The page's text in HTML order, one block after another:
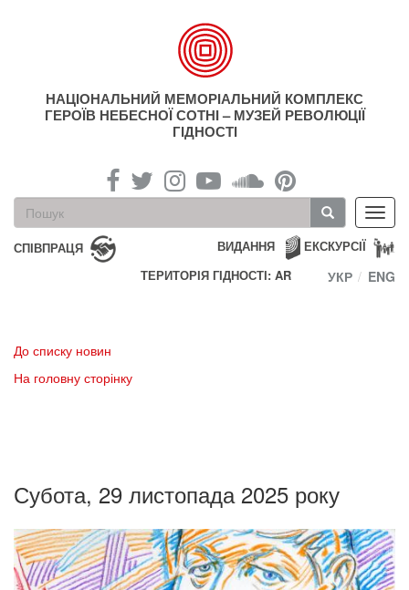
НАЦІОНАЛЬНИЙ МЕМОРІАЛЬНИЙ КОМПЛЕКС
ГЕРОЇВ НЕБЕСНОЇ СОТНІ – МУЗЕЙ РЕВОЛЮЦІЇ
ГІДНОСТІ
Пошукова
форма
Пошук
СПІВПРАЦЯ ЕКСКУРСІЇ
ВИДАННЯ
ТЕРИТОРІЯ ГІДНОСТІ: AR
УКР ENG
До списку новин
На головну сторінку
Субота, 29 листопада 2025 року